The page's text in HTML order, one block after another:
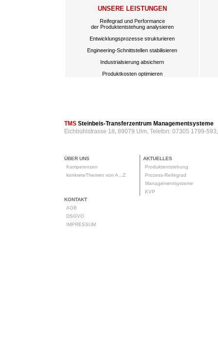
UNSERE LEISTUNGEN
Reifegrad und Performance
der Produktentstehung analysieren
Entwicklungsprozesse strukturieren
Engineering-Schnittstellen stabilisieren
Industrialsierung absichern
Produktkosten optimieren
TMS Steinbeis-Transferzentrum Managementsysteme
Eichbühlstrasse 18, 89079 Ulm, Telefon: 07305 1799-
ÜBER UNS
Kompetenzen
konkreteThemen von A...Z
AKTUELLES
Produktentstehung
Prozess-Reifegrad
Managementsysteme
KVP
KONTAKT
AGB
DSGVO
IMPRESSUM